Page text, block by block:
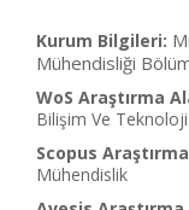
Kurum Bilgileri:
Mühendisliği
WoS Araştırma
Bilişim Ve
Scopus
Mühendislik